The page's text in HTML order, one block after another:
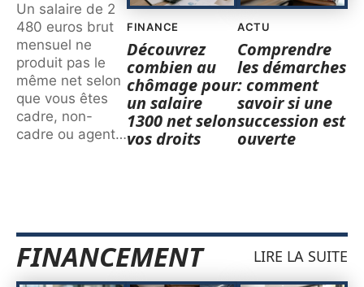
Un salaire de 2
480 euros brut
mensuel ne
produit pas le
même net selon
que vous êtes
cadre, non-
cadre ou agent…
FINANCE
Découvrez
combien au
chômage pour
un salaire
1300 net selon
vos droits
ACTU
Comprendre
les démarches
: comment
savoir si une
succession est
ouverte
FINANCEMENT LIRE LA SUITE